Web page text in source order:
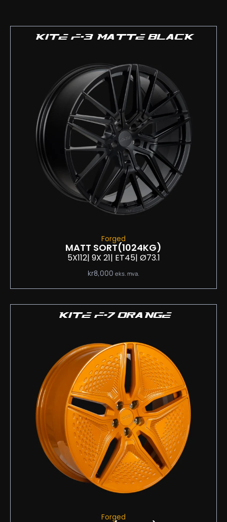
KITE F-3 MATTE BLACK
Forged
MATT SORT(1024KG)
5X112| 9X 21| ET45| Ø73.1
kr8,000 eks. mva.
KITE F-7 ORANGE
Forged